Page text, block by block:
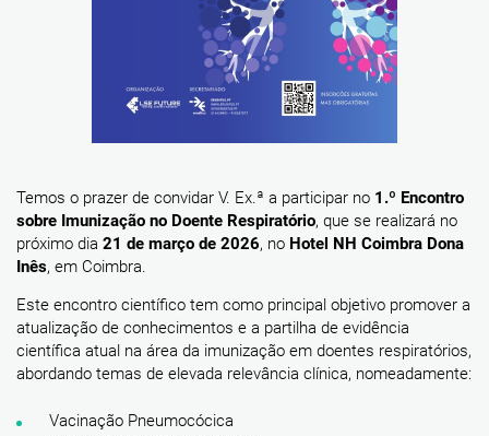
Temos o prazer de convidar V. Ex.ª a participar no 1.º Encontro
sobre Imunização no Doente Respiratório, que se realizará no
próximo dia 21 de março de 2026, no Hotel NH Coimbra Dona
Inês, em Coimbra.
Este encontro científico tem como principal objetivo promover a
atualização de conhecimentos e a partilha de evidência
científica atual na área da imunização em doentes respiratórios,
abordando temas de elevada relevância clínica, nomeadamente:
Vacinação Pneumocócica